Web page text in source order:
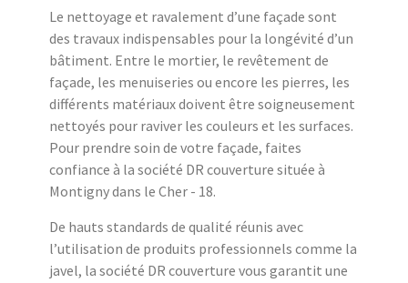
Le nettoyage et ravalement d’une façade sont
des travaux indispensables pour la longévité d’un
bâtiment. Entre le mortier, le revêtement de
façade, les menuiseries ou encore les pierres, les
différents matériaux doivent être soigneusement
nettoyés pour raviver les couleurs et les surfaces.
Pour prendre soin de votre façade, faites
confiance à la société DR couverture située à
Montigny dans le Cher - 18.
De hauts standards de qualité réunis avec
l’utilisation de produits professionnels comme la
javel, la société DR couverture vous garantit une